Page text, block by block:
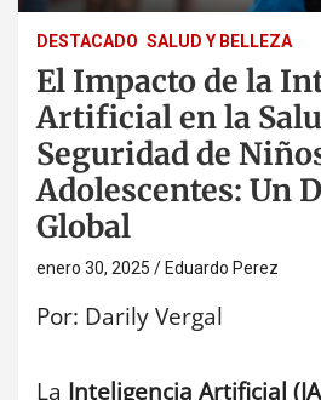
DESTACADO SALUD Y BELLEZA
El Impacto de la
Artificial en la
Seguridad de
Adolescentes: Un
Global
enero 30, 2025 Eduardo Perez
Por: Darily Vergal
La Inteligencia Artificial